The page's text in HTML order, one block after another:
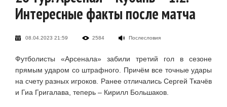
Интересные факты после матча
08.04.2023 21:59 2584 Послесловия
Футболисты «Арсенала» забили третий гол в сезоне
прямым ударом со штрафного. Причём все точные удары
на счету разных игроков. Ранее отличались Сергей Ткачёв
и Гиа Григалава, теперь – Кирилл Большаков.